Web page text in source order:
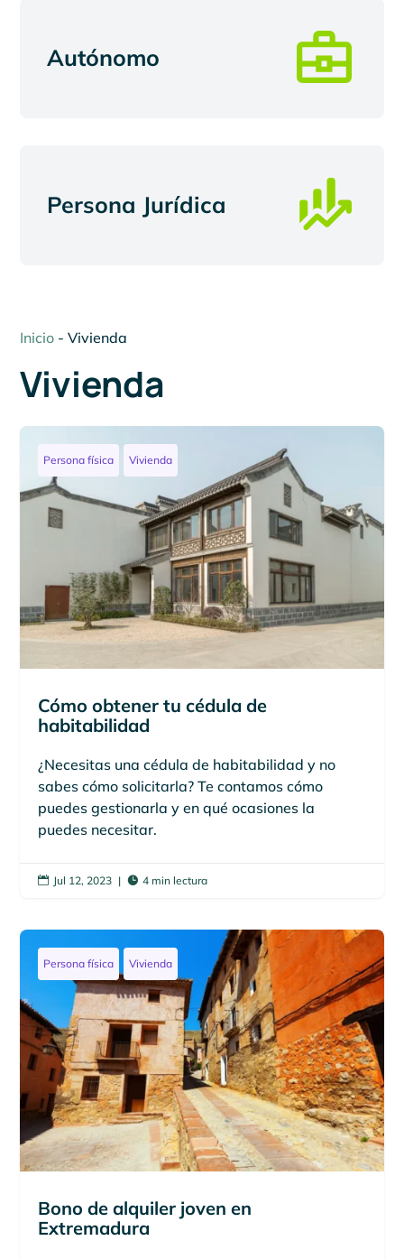
Autónomo
Persona Jurídica
Inicio -Vivienda
Vivienda
Persona física Vivienda
Cómo obtener tu cédula de
habitabilidad
¿Necesitas una cédula de habitabilidad y no
sabes cómo solicitarla? Te contamos cómo
puedes gestionarla y en qué ocasiones la
puedes necesitar.
 Jul 12, 2023 |  4 min lectura
Persona física Vivienda
Bono de alquiler joven en
Extremadura